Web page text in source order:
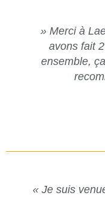
» Merci à
avons fait
ensemble,
« Je suis